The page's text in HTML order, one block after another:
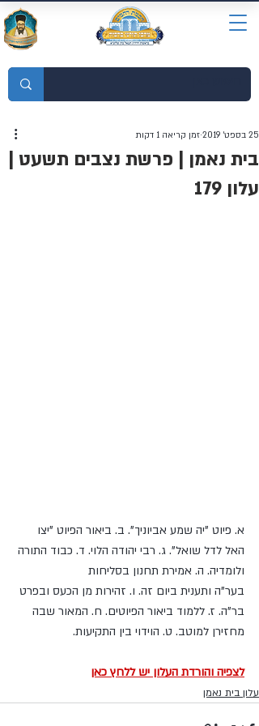
בית נאמן | פרשת נצבים תשעט |
עלון 179
25 בספט׳ 2019 זמן קריאה 1 דקות
א. פיוט "יה שמע אביוניך". ב. ביאור הפיוט "יצו
האל לדל שואל". ג. רבי יהודה הלוי. ד. כבוד התורה
ולומדיה. ה. אמירת תחנון בסליחות
בער"ה ותענית ביום זה. ו. זהירות מן הכעס ובפרט
בר"ה. ז. ללמוד ביאור הפיוטים. ח. המאור שבה
מחזירן למוטב. ט. הוידוי בין התקיעות.
לצפיה והורדת העלון יש ללחץ כאן
עלון בית נאמן